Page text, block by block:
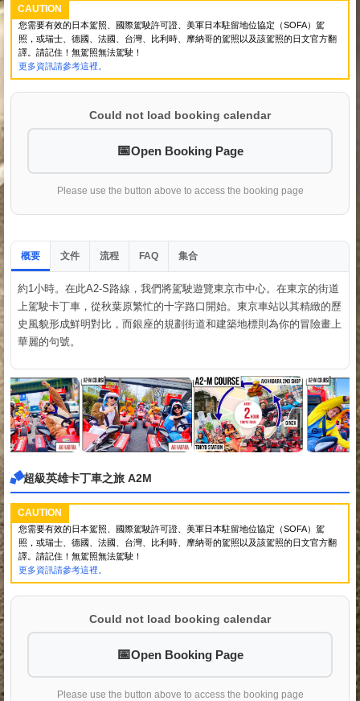
CAUTION
您需要有效的日本駕照、國際駕駛許可證、美軍日本駐留地位協定（SOFA）駕
照，或瑞士、德國、法國、台灣、比利時、摩納哥的駕照以及該駕照的日文官方翻
譯。請記住！無駕照無法駕駛！
更多資訊請參考這裡。
Could not load booking calendar
Open Booking Page
Please use the button above to access the booking page
概要 文件 流程 FAQ 集合
約1小時。在此A2-S路線，我們將駕駛遊覽東京市中心。在東京的街道
上駕駛卡丁車，從秋葉原繁忙的十字路口開始。東京車站以其精緻的歷
史風貌形成鮮明對比，而銀座的規劃街道和建築地標則為你的冒險畫上
華麗的句號。
超級英雄卡丁車之旅 A2M
CAUTION
您需要有效的日本駕照、國際駕駛許可證、美軍日本駐留地位協定（SOFA）駕
照，或瑞士、德國、法國、台灣、比利時、摩納哥的駕照以及該駕照的日文官方翻
譯。請記住！無駕照無法駕駛！
更多資訊請參考這裡。
Could not load booking calendar
Open Booking Page
Please use the button above to access the booking page